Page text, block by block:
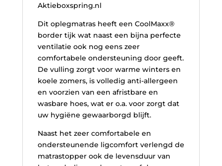
Aktieboxspring.nl
Dit oplegmatras heeft een CoolMaxx®
border tijk wat naast een bijna perfecte
ventilatie ook nog eens zeer
comfortabele ondersteuning door geeft.
De vulling zorgt voor warme winters en
koele zomers, is volledig anti-allergeen
en voorzien van een afristbare en
wasbare hoes, wat er o.a. voor zorgt dat
uw hygiëne gewaarborgd blijft.
Naast het zeer comfortabele en
ondersteunende ligcomfort verlengd de
matrastopper ook de levensduur van